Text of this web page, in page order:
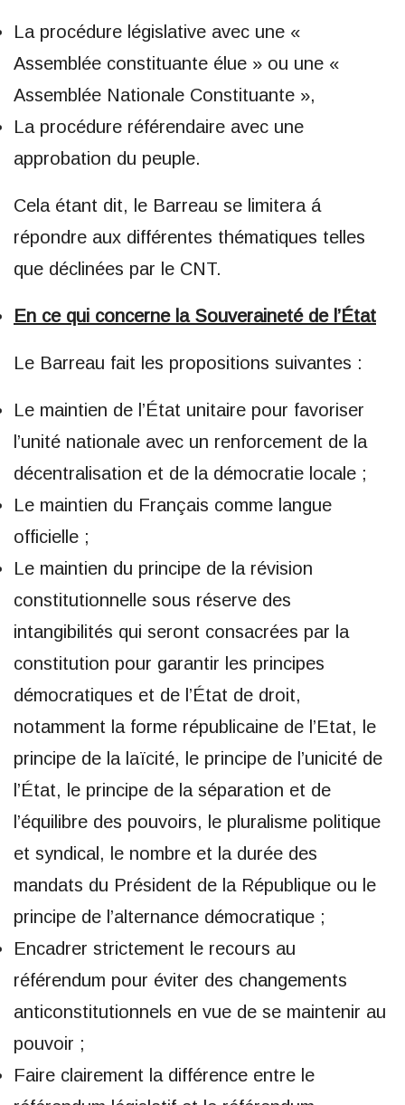
La procédure législative avec une «
Assemblée constituante élue » ou une «
Assemblée Nationale Constituante »,
La procédure référendaire avec une
approbation du peuple.
Cela étant dit, le Barreau se limitera á
répondre aux différentes thématiques telles
que déclinées par le CNT.
En ce qui concerne la Souveraineté de l’État
Le Barreau fait les propositions suivantes :
Le maintien de l’État unitaire pour favoriser
l’unité nationale avec un renforcement de la
décentralisation et de la démocratie locale ;
Le maintien du Français comme langue
officielle ;
Le maintien du principe de la révision
constitutionnelle sous réserve des
intangibilités qui seront consacrées par la
constitution pour garantir les principes
démocratiques et de l’État de droit,
notamment la forme républicaine de l’Etat, le
principe de la laïcité, le principe de l’unicité de
l’État, le principe de la séparation et de
l’équilibre des pouvoirs, le pluralisme politique
et syndical, le nombre et la durée des
mandats du Président de la République ou le
principe de l’alternance démocratique ;
Encadrer strictement le recours au
référendum pour éviter des changements
anticonstitutionnels en vue de se maintenir au
pouvoir ;
Faire clairement la différence entre le